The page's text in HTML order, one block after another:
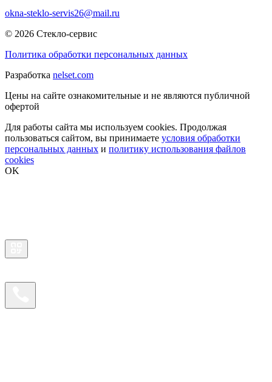
okna-steklo-servis26@mail.ru
© 2026 Стекло-сервис
Политика обработки персональных данных
Разработка nelset.com
Цены на сайте ознакомительные и не являются публичной
офертой
Для работы сайта мы используем cookies. Продолжая
пользоваться сайтом, вы принимаете условия обработки
персональных данных и политику использования файлов
cookies
OK